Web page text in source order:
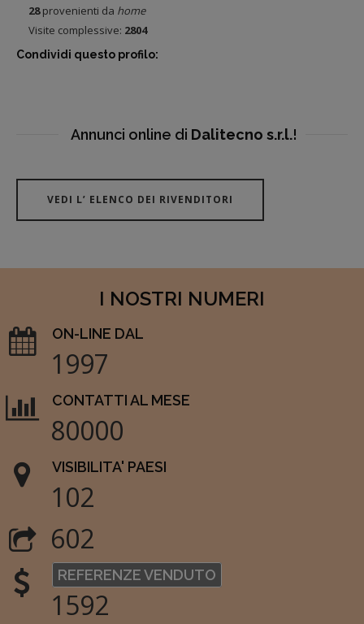
28provenienti da home
Visite complessive: 2804
Condividi questo profilo:
Annunci online di Dalitecno s.r.l.!
VEDI L’ ELENCO DEI RIVENDITORI
I NOSTRI NUMERI
ON-LINE DAL
1997
CONTATTI AL MESE
80000
VISIBILITA' PAESI
102
602
REFERENZE VENDUTO
1592